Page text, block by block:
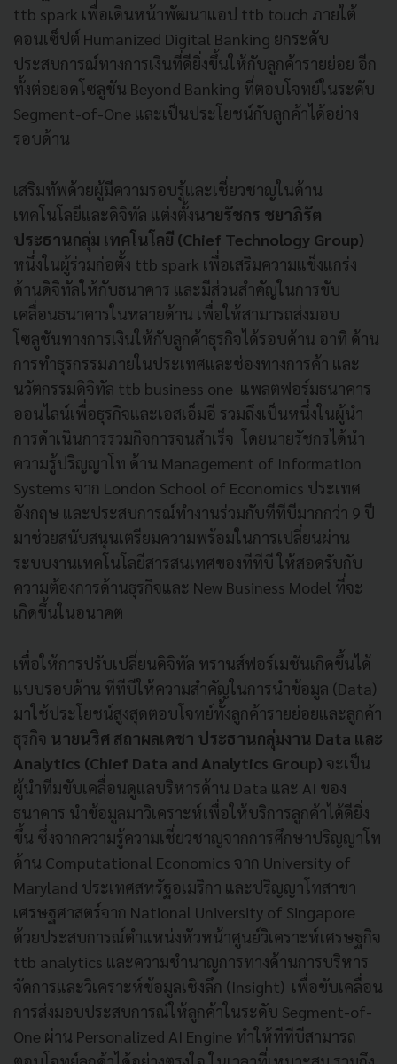
ttb spark เพื่อเดินหน้าพัฒนาแอป ttb touch ภายใต้
คอนเซ็ปต์ Humanized Digital Banking ยกระดับ
ประสบการณ์ทางการเงินที่ดียิ่งขึ้นให้กับลูกค้ารายย่อย อีก
ทั้งต่อยอดโซลูชัน Beyond Banking ที่ตอบโจทย์ในระดับ
Segment-of-One และเป็นประโยชน์กับลูกค้าได้อย่าง
รอบด้าน
เสริมทัพด้วยผู้มีความรอบรู้และเชี่ยวชาญในด้าน
เทคโนโลยีและดิจิทัล แต่งตั้งนายรัชกร ชยาภิรัต
ประธานกลุ่ม เทคโนโลยี (Chief Technology Group)
หนึ่งในผู้ร่วมก่อตั้ง ttb spark เพื่อเสริมความแข็งแกร่ง
ด้านดิจิทัลให้กับธนาคาร และมีส่วนสำคัญในการขับ
เคลื่อนธนาคารในหลายด้าน เพื่อให้สามารถส่งมอบ
โซลูชันทางการเงินให้กับลูกค้าธุรกิจได้รอบด้าน อาทิ ด้าน
การทำธุรกรรมภายในประเทศและช่องทางการค้า และ
นวัตกรรมดิจิทัล ttb business one แพลตฟอร์มธนาคาร
ออนไลน์เพื่อธุรกิจและเอสเอ็มอี รวมถึงเป็นหนึ่งในผู้นำ
การดำเนินการรวมกิจการจนสำเร็จ โดยนายรัชกรได้นำ
ความรู้ปริญญาโท ด้าน Management of Information
Systems จาก London School of Economics ประเทศ
อังกฤษ และประสบการณ์ทำงานร่วมกับทีทีบีมากกว่า 9 ปี
มาช่วยสนับสนุนเตรียมความพร้อมในการเปลี่ยนผ่าน
ระบบงานเทคโนโลยีสารสนเทศของทีทีบี ให้สอดรับกับ
ความต้องการด้านธุรกิจและ New Business Model ที่จะ
เกิดขึ้นในอนาคต
เพื่อให้การปรับเปลี่ยนดิจิทัล ทรานส์ฟอร์เมชันเกิดขึ้นได้
แบบรอบด้าน ทีทีบีให้ความสำคัญในการนำข้อมูล (Data)
มาใช้ประโยชน์สูงสุดตอบโจทย์ทั้งลูกค้ารายย่อยและลูกค้า
ธุรกิจ นายนริศ สถาผลเดชา ประธานกลุ่มงาน Data และ
Analytics (Chief Data and Analytics Group) จะเป็น
ผู้นำทีมขับเคลื่อนดูแลบริหารด้าน Data และ AI ของ
ธนาคาร นำข้อมูลมาวิเคราะห์เพื่อให้บริการลูกค้าได้ดียิ่ง
ขึ้น ซึ่งจากความรู้ความเชี่ยวชาญจากการศึกษาปริญญาโท
ด้าน Computational Economics จาก University of
Maryland ประเทศสหรัฐอเมริกา และปริญญาโทสาขา
เศรษฐศาสตร์จาก National University of Singapore
ด้วยประสบการณ์ตำแหน่งหัวหน้าศูนย์วิเคราะห์เศรษฐกิจ
ttb analytics และความชำนาญการทางด้านการบริหาร
จัดการและวิเคราะห์ข้อมูลเชิงลึก (Insight) เพื่อขับเคลื่อน
การส่งมอบประสบการณ์ให้ลูกค้าในระดับ Segment-of-
One ผ่าน Personalized AI Engine ทำให้ทีทีบีสามารถ